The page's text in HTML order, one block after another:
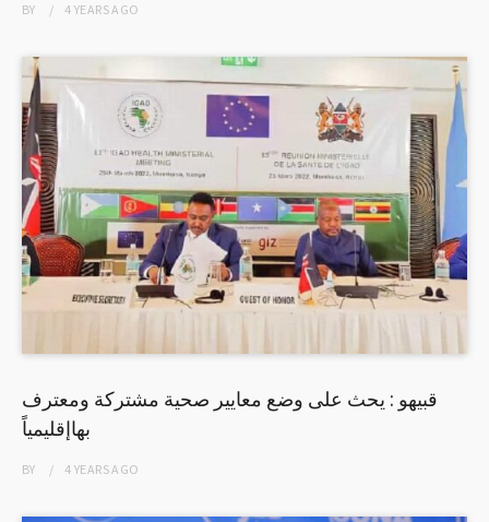
BY 4 YEARSAGO
قبيهو : يحث على وضع معايير صحية مشتركة ومعترف
بهاإقليمياً
BY 4 YEARSAGO